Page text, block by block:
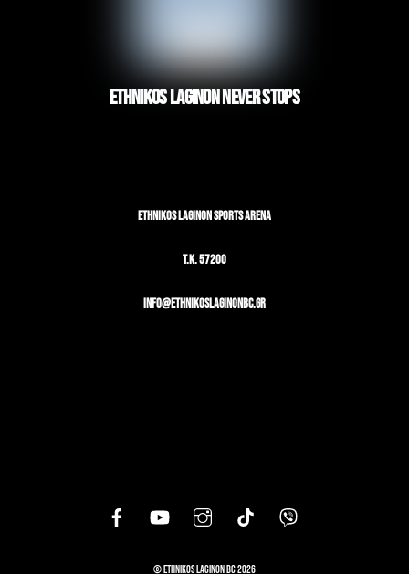
ETHNIKOS LAGINON NEVER STOPS
ETHNIKOS LAGINON SPORTS ARENA
T.K. 57200
info@ethnikoslaginonbc.gr
©Ethnikos Laginon BC2026